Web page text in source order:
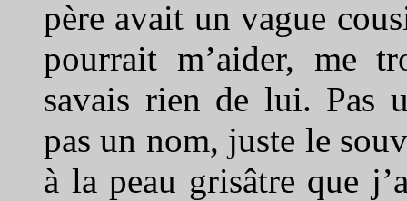
père avait un vague
pourrait m’aider, me
savais rien de lui. Pas
pas un nom, juste le
à la peau grisâtre que